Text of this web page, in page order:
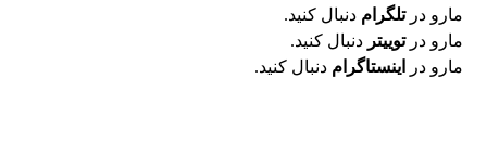
مارو درتلگرام دنبال کنید.
مارو درتوییتر دنبال کنید.
مارو در
اینستاگرام دنبال کنید.